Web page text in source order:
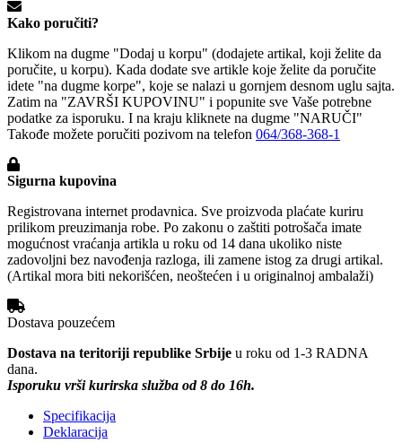
Kako poručiti?
Klikom na dugme "Dodaj u korpu" (dodajete artikal, koji želite da
poručite, u korpu). Kada dodate sve artikle koje želite da poručite
idete "na dugme korpe", koje se nalazi u gornjem desnom uglu sajta.
Zatim na "ZAVRŠI KUPOVINU" i popunite sve Vaše potrebne
podatke za isporuku. I na kraju kliknete na dugme "NARUČI"
Takođe možete poručiti pozivom na telefon 064/368-368-1
Sigurna kupovina
Registrovana internet prodavnica. Sve proizvoda plaćate kuriru
prilikom preuzimanja robe. Po zakonu o zaštiti potrošača imate
mogućnost vraćanja artikla u roku od 14 dana ukoliko niste
zadovoljni bez navođenja razloga, ili zamene istog za drugi artikal.
(Artikal mora biti nekorišćen, neoštećen i u originalnoj ambalaži)
Dostava pouzećem
Dostava na teritoriji republike Srbije u roku od 1-3 RADNA
dana.
Isporuku vrši kurirska služba od 8 do 16h.
Specifikacija
Deklaracija